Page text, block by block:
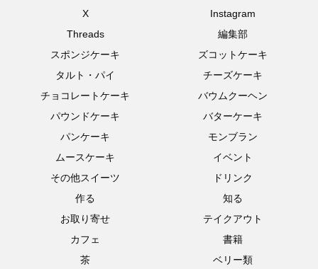
X
Instagram
Threads
編集部
スポンジケーキ
ズコットケーキ
タルト・パイ
チーズケーキ
チョコレートケーキ
バウムクーヘン
パウンドケーキ
バターケーキ
パンケーキ
モンブラン
ムースケーキ
イベント
その他スイーツ
ドリンク
作る
知る
お取り寄せ
テイクアウト
カフェ
書籍
茶
ベリー類